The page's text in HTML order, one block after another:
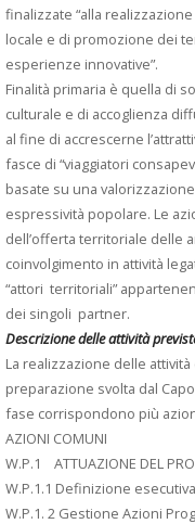
finalizzate “alla
locale e di promozione dei
esperienze innovative”.
Finalità primaria è quella di
culturale e di accoglienza
al fine di accrescerne
fasce di “viaggiatori
basate su una
espressività popolare. Le
dell’offerta territoriale delle
coinvolgimento in attività
“attori territoriali”
dei singoli partner.
Descrizione delle attività
La realizzazione delle
preparazione svolta dal
fase corrispondono più
AZIONI COMUNI
W.P.1 ATTUAZIONE DEL
W.P.1.1 Definizione
W.P.1. 2 Gestione Azioni